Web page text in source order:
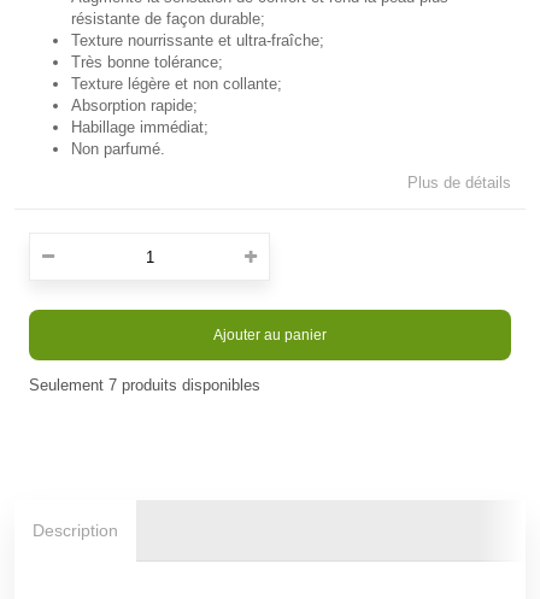
résistante de façon durable;
Texture nourrissante et ultra-fraîche;
Très bonne tolérance;
Texture légère et non collante;
Absorption rapide;
Habillage immédiat;
Non parfumé.
Plus de détails
Ajouter au panier
Seulement 7 produits disponibles
Description